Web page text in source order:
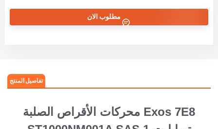
مطلوب الان
تفاصيل المنتج
محركات الأقراص الصلبة Exos 7E8